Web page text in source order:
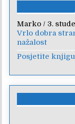
Marko / 3.
Vrlo dobra
nažalost
Posjetite